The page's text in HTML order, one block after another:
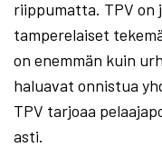
riippumatta. TPV on
tamperelaiset
on enemmän kuin
haluavat onnistua
TPV tarjoaa
asti.